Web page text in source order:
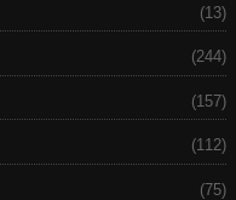
(13)
(244)
(157)
(112)
(75)